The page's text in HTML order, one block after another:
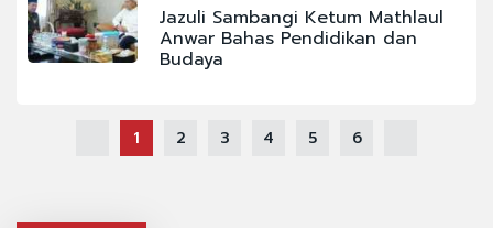
Jazuli Sambangi Ketum Mathlaul
Anwar Bahas Pendidikan dan
Budaya
1 2 3 4 5 6